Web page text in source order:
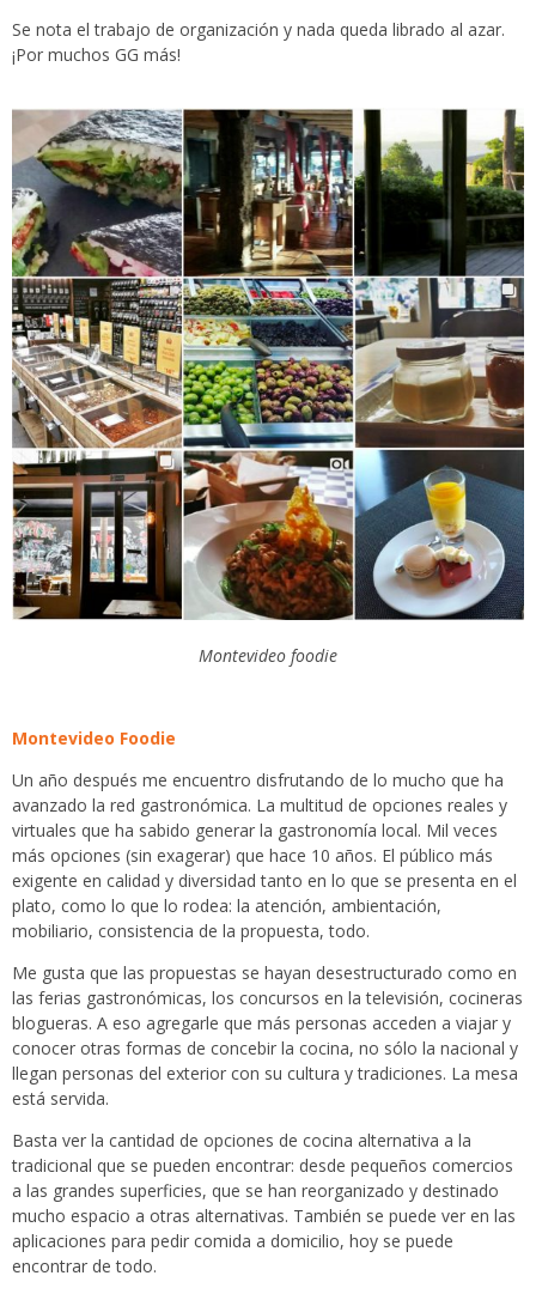
Se nota el trabajo de organización y nada queda librado al azar.
¡Por muchos GG más!
Montevideo foodie
Montevideo Foodie
Un año después me encuentro disfrutando de lo mucho que ha
avanzado la red gastronómica. La multitud de opciones reales y
virtuales que ha sabido generar la gastronomía local. Mil veces
más opciones (sin exagerar) que hace 10 años. El público más
exigente en calidad y diversidad tanto en lo que se presenta en el
plato, como lo que lo rodea: la atención, ambientación,
mobiliario, consistencia de la propuesta, todo.
Me gusta que las propuestas se hayan desestructurado como en
las ferias gastronómicas, los concursos en la televisión, cocineras
blogueras. A eso agregarle que más personas acceden a viajar y
conocer otras formas de concebir la cocina, no sólo la nacional y
llegan personas del exterior con su cultura y tradiciones. La mesa
está servida.
Basta ver la cantidad de opciones de cocina alternativa a la
tradicional que se pueden encontrar: desde pequeños comercios
a las grandes superficies, que se han reorganizado y destinado
mucho espacio a otras alternativas. También se puede ver en las
aplicaciones para pedir comida a domicilio, hoy se puede
encontrar de todo.